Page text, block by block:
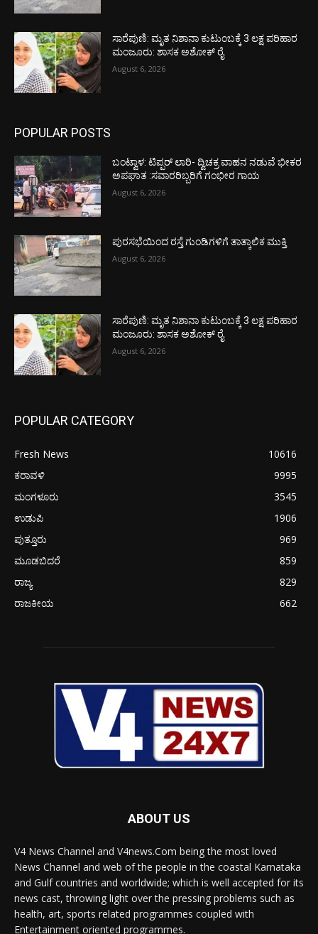
ಸಾರೆಪುಣಿ: ಮೃತ ನಿಶಾನಾ ಕುಟುಂಬಕ್ಕೆ 3 ಲಕ್ಷ ಪರಿಹಾರ
ಮಂಜೂರು: ಶಾಸಕ ಅಶೋಕ್ ರೈ
August 6, 2026
POPULAR POSTS
ಬಂಟ್ವಾಳ: ಟಿಪ್ಪರ್ ಲಾರಿ- ದ್ವಿಚಕ್ರ ವಾಹನ ನಡುವೆ ಭೀಕರ
ಅಪಘಾತ :ಸವಾರರಿಬ್ಬರಿಗೆ ಗಂಭೀರ ಗಾಯ
August 6, 2026
ಪುರಸಭೆಯಿಂದ ರಸ್ತೆ ಗುಂಡಿಗಳಿಗೆ ತಾತ್ಕಾಲಿಕ ಮುಕ್ತಿ
August 6, 2026
ಸಾರೆಪುಣಿ: ಮೃತ ನಿಶಾನಾ ಕುಟುಂಬಕ್ಕೆ 3 ಲಕ್ಷ ಪರಿಹಾರ
ಮಂಜೂರು: ಶಾಸಕ ಅಶೋಕ್ ರೈ
August 6, 2026
POPULAR CATEGORY
Fresh News
10616
ಕರಾವಳಿ
9995
ಮಂಗಳೂರು
3545
ಉಡುಪಿ
1906
ಪುತ್ತೂರು
969
ಮೂಡಬಿದರೆ
859
ರಾಜ್ಯ
829
ರಾಜಕೀಯ
662
ABOUT US
V4 News Channel and V4news.Com being the most loved
News Channel and web of the people in the coastal Karnataka
and Gulf countries and worldwide; which is well accepted for its
news cast, throwing light over the pressing problems such as
health, art, sports related programmes coupled with
Entertainment oriented programmes.